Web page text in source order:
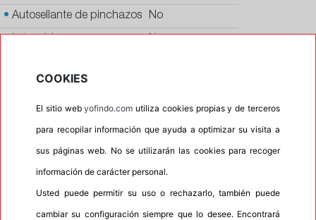
• Autosellante de pinchazos No
Banda blanca No
Si
Calidad PREMIUM
No
COOKIES
El sitio webyofindo.com utiliza cookies propias y de terceros
para recopilar información que ayuda a optimizar su visita a
sus páginas web. No se utilizarán las cookies para recoger
información de carácter personal.
Usted puede permitir su uso o rechazarlo, también puede
cambiar su configuración siempre que lo desee. Encontrará